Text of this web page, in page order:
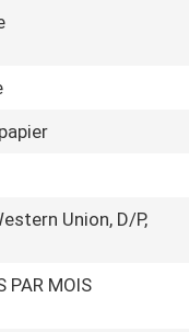
Union, D/P,
PAR MOIS